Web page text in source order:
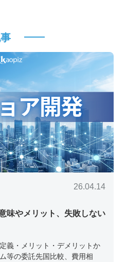
26.04.14
味やメリット、失敗しない
義・メリット・デメリットか
等の委託先国比較、費用相